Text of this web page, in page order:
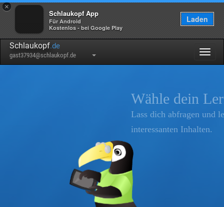
×
Schlaukopf App
Für Android
Kostenlos - bei Google Play
Laden
Schlaukopf.de
gast37934@schlaukopf.de
Wähle dein Lernthema
Lass dich abfragen und lerne mit vielen
interessanten Inhalten.